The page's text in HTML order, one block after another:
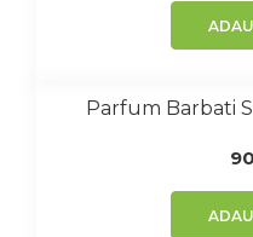
Parfum Barbati